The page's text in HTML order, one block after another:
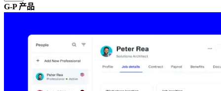
G-P 产品​​